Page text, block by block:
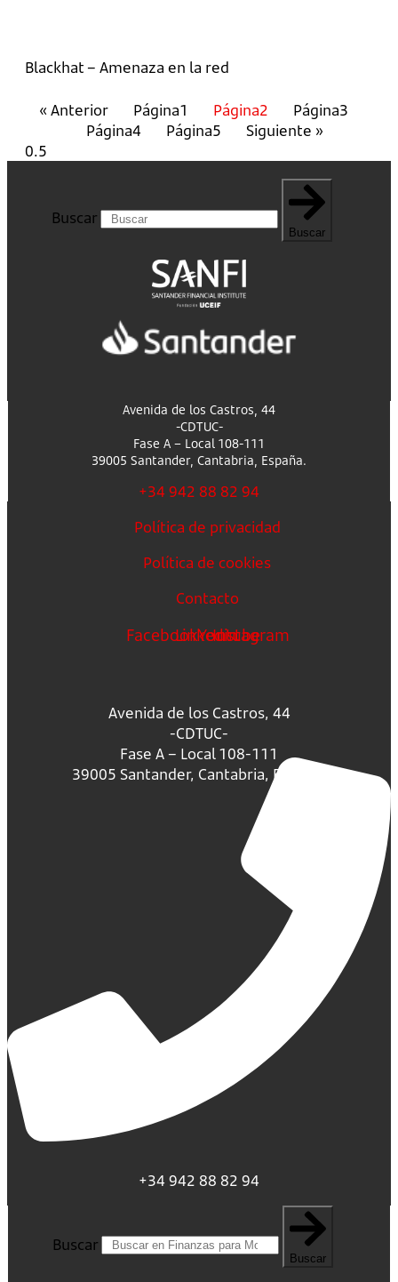
Blackhat – Amenaza en la red
« Anterior Página1 Página2 Página3
Página4 Página5 Siguiente »
Buscar
Buscar
Avenida de los Castros, 44
-CDTUC-
Fase A – Local 108-111
39005 Santander, Cantabria, España.
+34 942 88 82 94
Política de privacidad
Política de cookies
Contacto
FacebookLinkedin
Youtube
Instagram
Avenida de los Castros, 44
-CDTUC-
Fase A – Local 108-111
39005 Santander, Cantabria, España.
+34 942 88 82 94
Buscar
Buscar